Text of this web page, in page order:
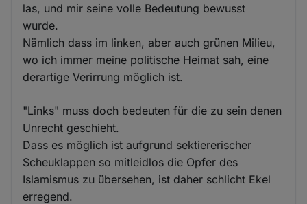
las, und mir seine volle Bedeutung bewusst
wurde.
Nämlich dass im linken, aber auch grünen Milieu,
wo ich immer meine politische Heimat sah, eine
derartige Verirrung möglich ist.
"Links" muss doch bedeuten für die zu sein denen
Unrecht geschieht.
Dass es möglich ist aufgrund sektiererischer
Scheuklappen so mitleidlos die Opfer des
Islamismus zu übersehen, ist daher schlicht Ekel
erregend.